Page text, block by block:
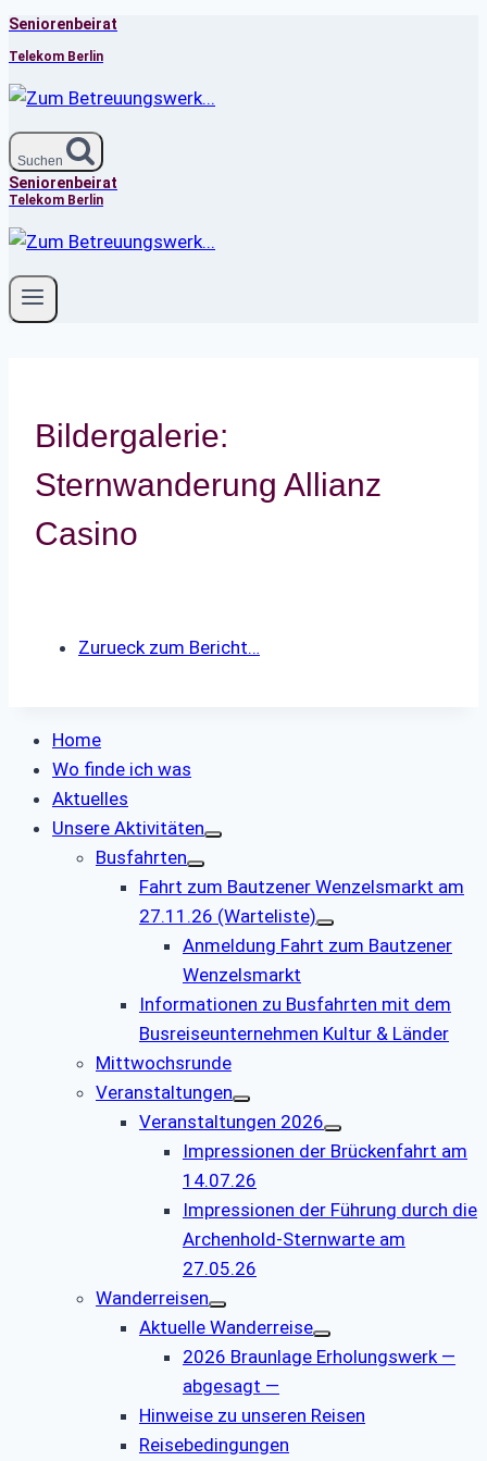
Zum
Inhalt
springen
Seniorenbeirat
Telekom Berlin
Suchen
Seniorenbeirat
Telekom Berlin
Bildergalerie:
Sternwanderung Allianz
Casino
Zurueck zum Bericht…
Home
Wo finde ich was
Aktuelles
Unsere Aktivitäten
Busfahrten
Fahrt zum Bautzener Wenzelsmarkt am
27.11.26 (Warteliste)
Anmeldung Fahrt zum Bautzener
Wenzelsmarkt
Informationen zu Busfahrten mit dem
Busreiseunternehmen Kultur & Länder
Mittwochsrunde
Veranstaltungen
Veranstaltungen 2026
Impressionen der Brückenfahrt am
14.07.26
Impressionen der Führung durch die
Archenhold-Sternwarte am
27.05.26
Wanderreisen
Aktuelle Wanderreise
2026 Braunlage Erholungswerk —
abgesagt —
Hinweise zu unseren Reisen
Reisebedingungen